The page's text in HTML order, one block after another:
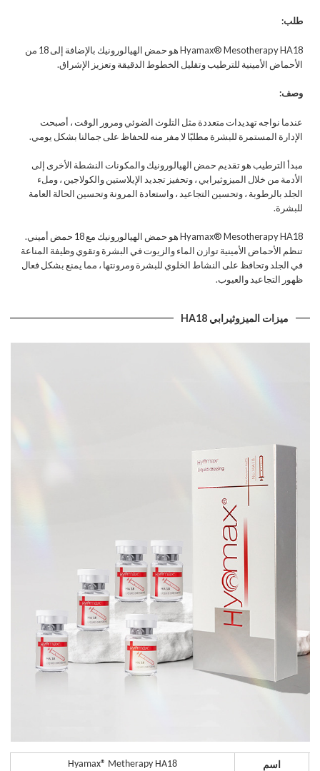
طلب:
Hyamax® Mesotherapy HA18 هو حمض الهيالورونيك بالإضافة إلى 18 من
الأحماض الأمينية للترطيب وتقليل الخطوط الدقيقة وتعزيز الإشراق.
وصف:
عندما نواجه تهديدات متعددة مثل التلوث الضوئي ومرور الوقت ، أصبحت
الإدارة المستمرة للبشرة مطلبًا لا مفر منه للحفاظ على جمالنا بشكل يومي.
مبدأ الترطيب هو تقديم حمض الهيالورونيك والمكونات النشطة الأخرى إلى
الأدمة من خلال الميزوثيرابي ، وتحفيز تجديد الإيلاستين والكولاجين ، وملء
الجلد بالرطوبة ، وتحسين التجاعيد ، واستعادة المرونة وتحسين الحالة العامة
للبشرة.
Hyamax® Mesotherapy HA18 هو حمض الهيالورونيك مع 18 حمض أميني.
تنظم الأحماض الأمينية توازن الماء والزيوت في البشرة وتقوي وظيفة المناعة
في الجلد وتحافظ على النشاط الخلوي للبشرة ومرونتها ، مما يمنع بشكل فعال
ظهور التجاعيد والعيوب.
ميزات الميزوثيرابي HA18
اسم Hyamax® Metherapy HA18